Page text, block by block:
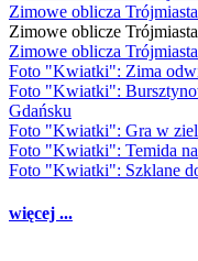
Zimowe oblicza Trójmiasta
Zimowe oblicze
Zimowe oblicza Trójmiasta
Foto "Kwiatki": Zima
Foto "Kwiatki":
Gdańsku
Foto "Kwiatki": Gra w
Foto "Kwiatki": Temida
Foto "Kwiatki": Szklane
więcej ...